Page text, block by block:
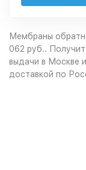
Мембраны
062 руб..
выдачи в Москве
доставкой по